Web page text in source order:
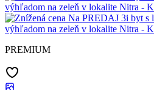
PREMIUM